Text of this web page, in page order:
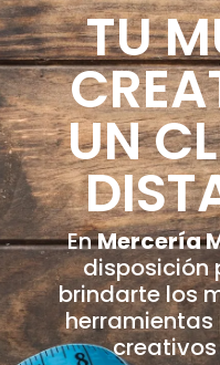
TU
UN
EnMercería
disposición
brindarte los